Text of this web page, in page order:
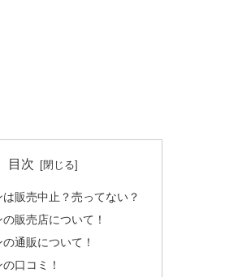
目次
は販売中止？売ってない？
の販売店について！
通販について！
口コミ！